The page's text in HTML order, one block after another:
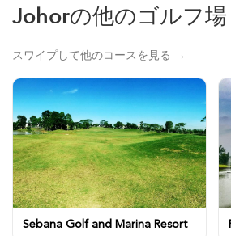
Johorの他のゴルフ場
スワイプして他のコースを見る →
Sebana Golf and Marina Resort